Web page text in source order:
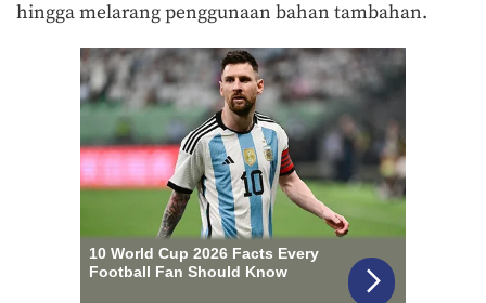
hingga melarang penggunaan bahan tambahan.